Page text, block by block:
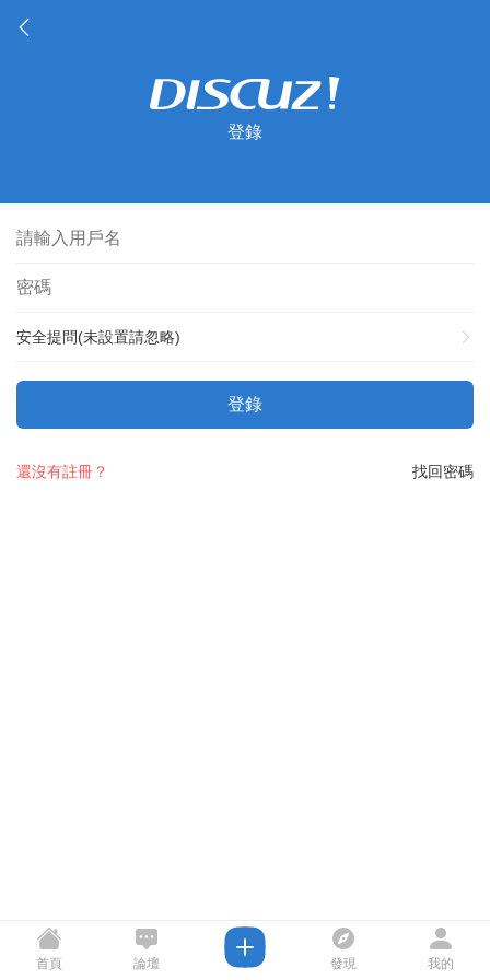
登錄
安全提問(未設置請忽略)
登錄
找回密碼
還沒有註冊？
首頁 論壇 發現 我的